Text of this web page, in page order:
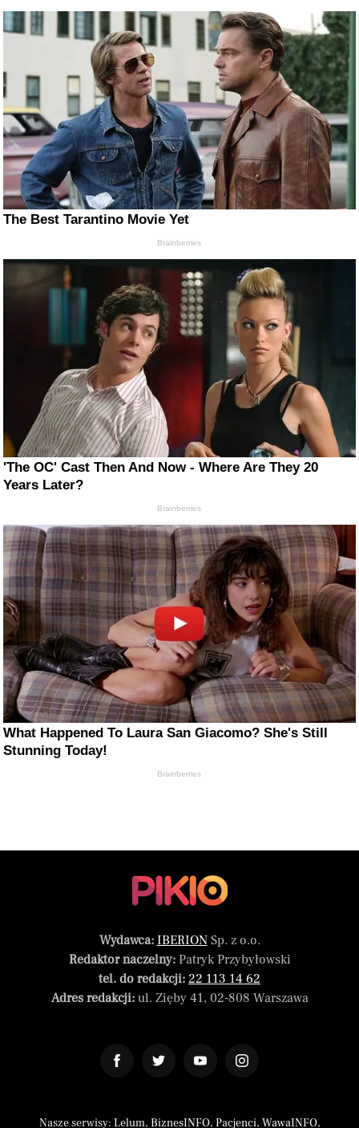
The Best Tarantino Movie Yet
Brainberries
'The OC' Cast Then And Now - Where Are They 20
Years Later?
Brainberries
What Happened To Laura San Giacomo? She's Still
Stunning Today!
Brainberries
Wydawca: IBERIONSp. z o.o.
Redaktor naczelny:Patryk Przybyłowski
tel. do redakcji: 22 113 14 62
Adres redakcji:ul. Zięby 41, 02-808 Warszawa
Nasze serwisy: Lelum, BiznesINFO, Pacjenci, WawaINFO,